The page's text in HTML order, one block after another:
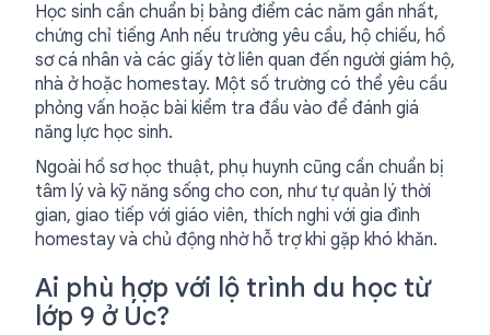
Học sinh cần chuẩn bị bảng điểm các năm gần nhất,
chứng chỉ tiếng Anh nếu trường yêu cầu, hộ chiếu, hồ
sơ cá nhân và các giấy tờ liên quan đến người giám hộ,
nhà ở hoặc homestay. Một số trường có thể yêu cầu
phỏng vấn hoặc bài kiểm tra đầu vào để đánh giá
năng lực học sinh.
Ngoài hồ sơ học thuật, phụ huynh cũng cần chuẩn bị
tâm lý và kỹ năng sống cho con, như tự quản lý thời
gian, giao tiếp với giáo viên, thích nghi với gia đình
homestay và chủ động nhờ hỗ trợ khi gặp khó khăn.
Ai phù hợp với lộ trình du học từ
lớp 9 ở Úc?